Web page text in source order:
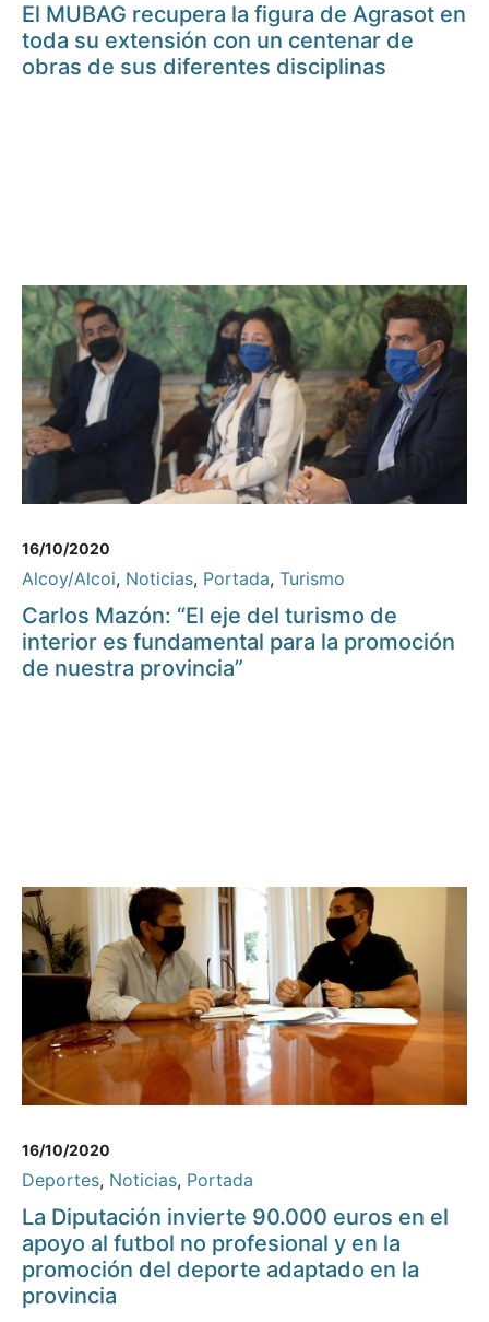
El MUBAG recupera la figura de Agrasot en
toda su extensión con un centenar de
obras de sus diferentes disciplinas
16/10/2020
Alcoy/Alcoi, Noticias, Portada, Turismo
Carlos Mazón: “El eje del turismo de
interior es fundamental para la promoción
de nuestra provincia”
16/10/2020
Deportes, Noticias, Portada
La Diputación invierte 90.000 euros en el
apoyo al futbol no profesional y en la
promoción del deporte adaptado en la
provincia